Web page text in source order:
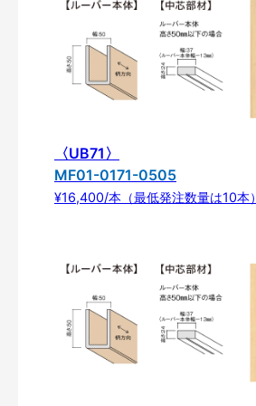
〈UB71〉
MF01-0171-0505
¥16,400/本（最低発注数量は10本）